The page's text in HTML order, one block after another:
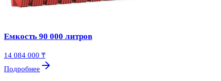
Емкость 90 000 литров
14 084 000 ₸
Подробнее